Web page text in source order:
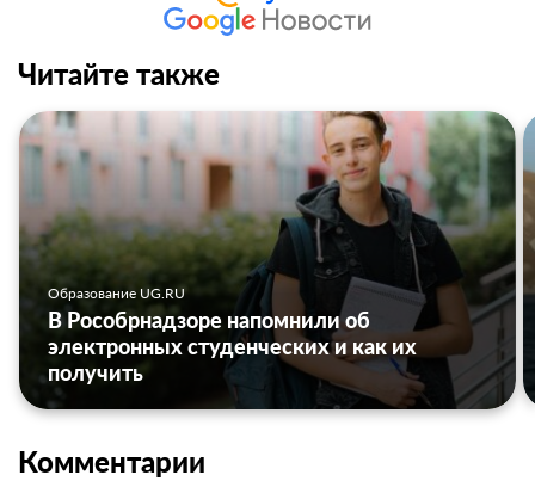
Читайте также
Образование UG.RU
В Рособрнадзоре напомнили об
электронных студенческих и как их
получить
Комментарии